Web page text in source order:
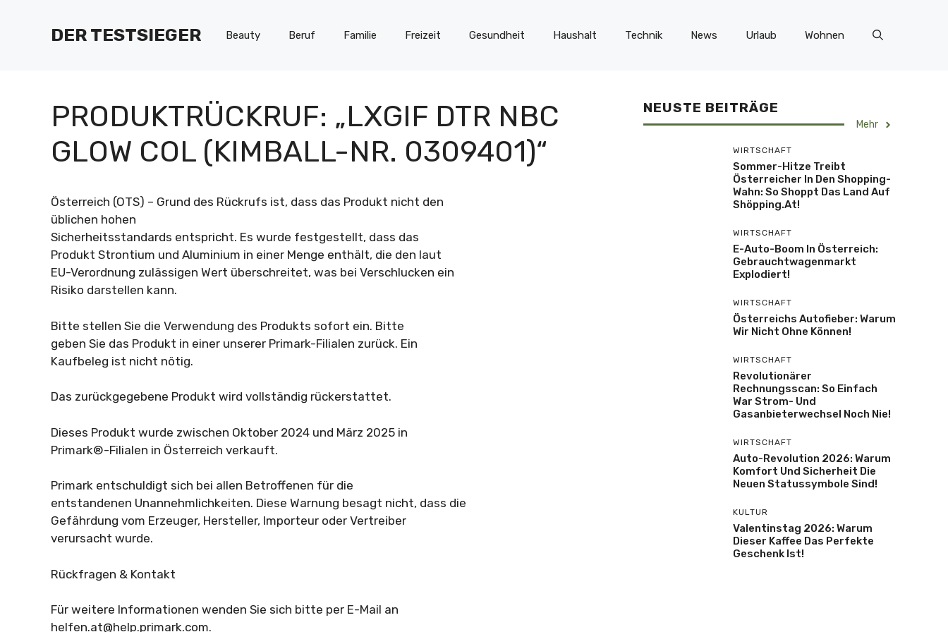
DER TESTSIEGER Beauty Beruf Familie Freizeit Gesundheit Haushalt Technik News Urlaub Wohnen
PRODUKTRÜCKRUF: „LXGIF DTR NBC
GLOW COL (KIMBALL-NR. 0309401)“
Österreich (OTS) – Grund des Rückrufs ist, dass das Produkt nicht den
üblichen hohen
Sicherheitsstandards entspricht. Es wurde festgestellt, dass das
Produkt Strontium und Aluminium in einer Menge enthält, die den laut
EU-Verordnung zulässigen Wert überschreitet, was bei Verschlucken ein
Risiko darstellen kann.
Bitte stellen Sie die Verwendung des Produkts sofort ein. Bitte
geben Sie das Produkt in einer unserer Primark-Filialen zurück. Ein
Kaufbeleg ist nicht nötig.
Das zurückgegebene Produkt wird vollständig rückerstattet.
Dieses Produkt wurde zwischen Oktober 2024 und März 2025 in
Primark®-Filialen in Österreich verkauft.
Primark entschuldigt sich bei allen Betroffenen für die
entstandenen Unannehmlichkeiten. Diese Warnung besagt nicht, dass die
Gefährdung vom Erzeuger, Hersteller, Importeur oder Vertreiber
verursacht wurde.
Rückfragen & Kontakt
Für weitere Informationen wenden Sie sich bitte per E-Mail an
helfen.at@help.primark.com.
NEUSTE BEITRÄGE
Mehr
WIRTSCHAFT
Sommer-Hitze Treibt
Österreicher In Den Shopping-
Wahn: So Shoppt Das Land Auf
Shöpping.at!
WIRTSCHAFT
E-Auto-Boom In Österreich:
Gebrauchtwagenmarkt
Explodiert!
WIRTSCHAFT
Österreichs Autofieber: Warum
Wir Nicht Ohne Können!
WIRTSCHAFT
Revolutionärer
Rechnungsscan: So Einfach
War Strom- Und
Gasanbieterwechsel Noch Nie!
WIRTSCHAFT
Auto-Revolution 2026: Warum
Komfort Und Sicherheit Die
Neuen Statussymbole Sind!
KULTUR
Valentinstag 2026: Warum
Dieser Kaffee Das Perfekte
Geschenk Ist!